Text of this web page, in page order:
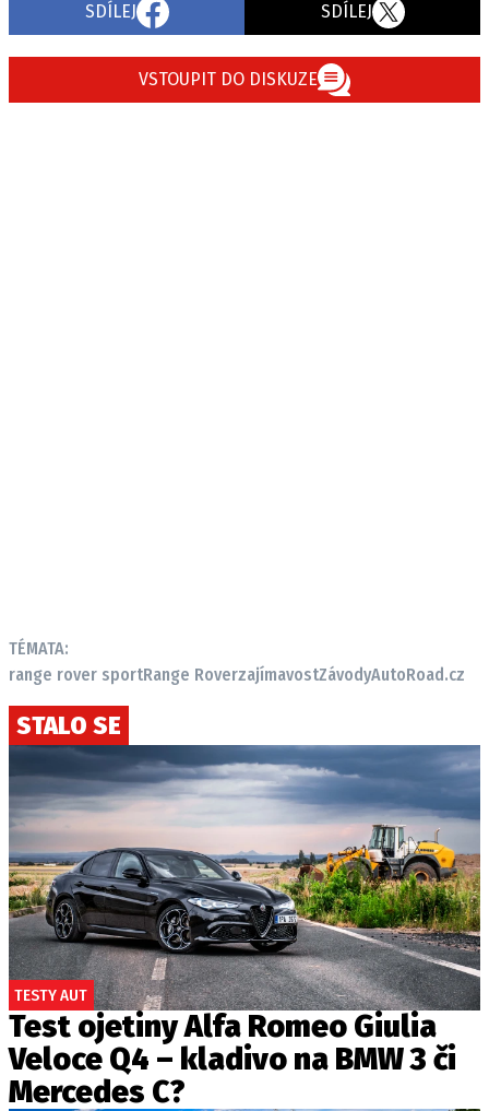
SDÍLEJ SDÍLEJ
VSTOUPIT DO DISKUZE
TÉMATA:
range rover sportRange RoverzajímavostZávodyAutoRoad.cz
STALO SE
TESTY AUT
Test ojetiny Alfa Romeo Giulia
Veloce Q4 – kladivo na BMW 3 či
Mercedes C?